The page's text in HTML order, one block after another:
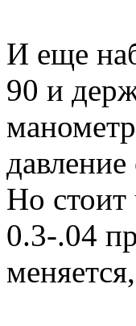
И еще
90 и
Но стоит
0.3-.04